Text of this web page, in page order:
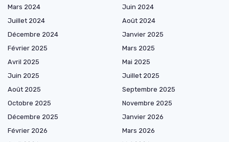
Mars 2024
Juin 2024
Juillet 2024
Août 2024
Décembre 2024
Janvier 2025
Février 2025
Mars 2025
Avril 2025
Mai 2025
Juin 2025
Juillet 2025
Août 2025
Septembre 2025
Octobre 2025
Novembre 2025
Décembre 2025
Janvier 2026
Février 2026
Mars 2026